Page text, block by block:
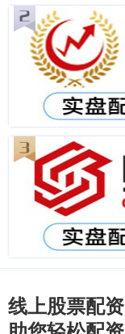
线上股票配